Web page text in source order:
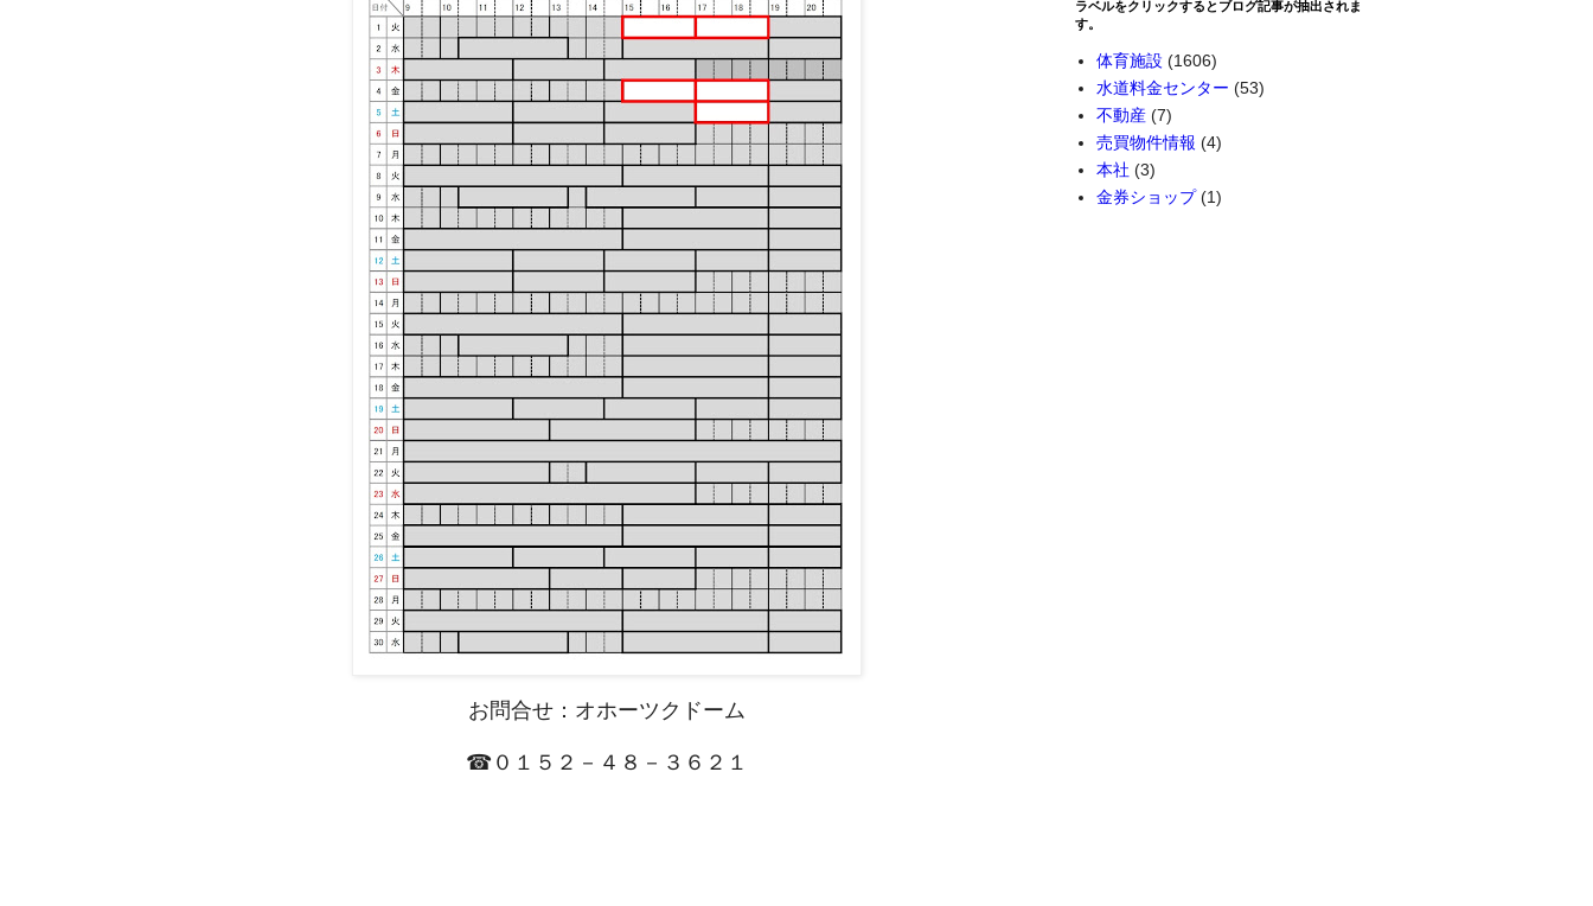
お問合せ：オホーツクドーム
☎０１５２－４８－３６２１
ラベルをクリックするとブログ記事が抽出されま
す。
体育施設 (1606)
水道料金センター (53)
不動産 (7)
売買物件情報 (4)
本社 (3)
金券ショップ (1)